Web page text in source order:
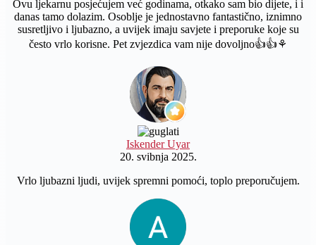
Ovu ljekarnu posjećujem već godinama, otkako sam bio dijete, i i
danas tamo dolazim. Osoblje je jednostavno fantastično, iznimno
susretljivo i ljubazno, a uvijek imaju savjete i preporuke koje su
često vrlo korisne. Pet zvjezdica vam nije dovoljno👍👍⚘️
Iskender Uyar
20. svibnja 2025.
Vrlo ljubazni ljudi, uvijek spremni pomoći, toplo preporučujem.